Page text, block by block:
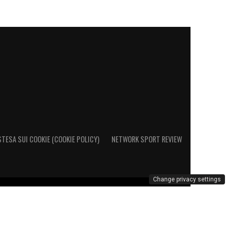
SUI COOKIE (COOKIE POLICY) NETWORK SPORT REVIEW
Change privacy settings